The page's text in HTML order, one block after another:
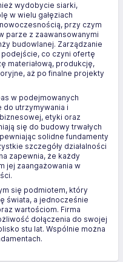
wydobycie siarki,
w wielu gałęziach
nowoczesnością, przy czym
parze z zaawansowanymi
budowlanej. Zarządzanie
co czyni ofertę
materiałową, produkcję,
aż po finalne projekty
w podejmowanych
do utrzymywania i
etyki oraz
się do budowy trwałych
solidne fundamenty
szczegóły działalności
zapewnia, że każdy
jej zaangażowania w
się podmiotem, który
świata, a jednocześnie
wartościom. Firma
dołączenia do swojej
stu lat. Wspólnie można